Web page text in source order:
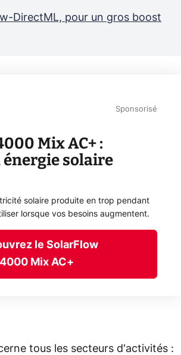
DirectML, pour un gros boost
Sponsorisé
Mix AC+ :
énergie solaire
solaire produite en trop pendant
lorsque vos besoins augmentent.
le SolarFlow
4000 Mix AC+
tous les secteurs d'activités :